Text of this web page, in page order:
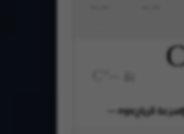
سرعة الرياحmps